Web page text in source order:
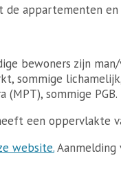
de appartementen
bewoners zijn
sommige
(MPT), sommige PGB.
een oppervlakte
website.